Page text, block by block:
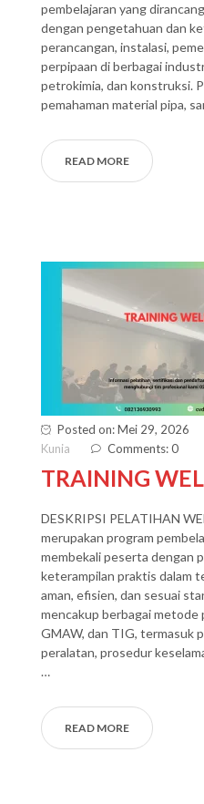
pembelajaran yang
dengan pengetahuan dan
perancangan, instalasi,
perpipaan di berbagai
petrokimia, dan konstruksi.
pemahaman material pipa,
READ MORE
Posted on: Mei 29, 2026
Kunia
Comments: 0
TRAINING
DESKRIPSI PELATIHAN
merupakan program
membekali peserta dengan
keterampilan praktis dalam
aman, efisien, dan sesuai
mencakup berbagai metode
GMAW, dan TIG, termasuk
peralatan, prosedur
…
READ MORE